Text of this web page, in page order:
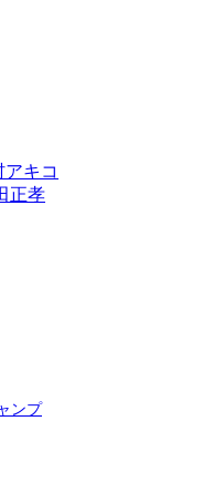
キコ
正孝
ンプ